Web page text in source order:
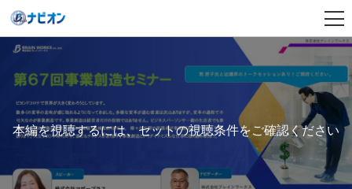
本編を視聴するには、セットの視聴条件をご確認ください